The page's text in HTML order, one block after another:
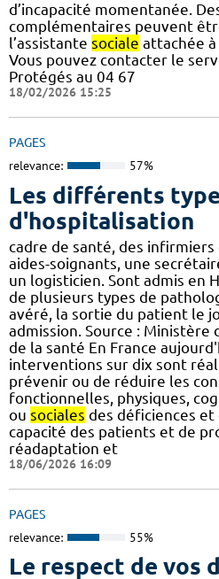
d’incapacité momentanée.
complémentaires peuvent
l’assistante sociale attachée à
Vous pouvez contacter le
Protégés au 04 67
18/02/2026 15:25
PAGES
relevance: 57%
Les différents
d'hospitalisation
cadre de santé, des
aides-soignants, une
un logisticien. Sont admis en
de plusieurs types de
avéré, la sortie du patient le
admission. Source : Ministère
de la santé En France
interventions sur dix sont
prévenir ou de réduire les
fonctionnelles, physiques,
ou sociales des déficiences
capacité des patients et de
réadaptation et
18/06/2026 16:09
PAGES
relevance: 55%
Le respect de vos